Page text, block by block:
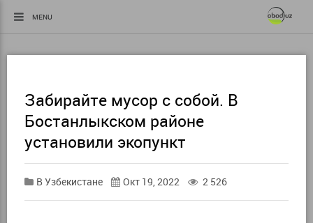
MENU
Забирайте мусор с собой. В
Бостанлыкском районе
установили экопункт
В Узбекистане Окт 19, 2022 2 526